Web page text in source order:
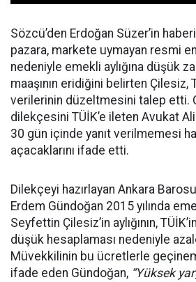
Sözcü’den Erdoğan Süzer’in
pazara, markete uymayan resmi
nedeniyle emekli aylığına düşük
maaşının eridiğini belirten Çilesiz,
verilerinin düzeltmesini talep etti.
dilekçesini TÜİK’e ileten Avukat
30 gün içinde yanıt verilmemesi
açacaklarını ifade etti.
Dilekçeyi hazırlayan Ankara
Erdem Gündoğan 2015 yılında
Seyfettin Çilesiz’in aylığının,
düşük hesaplaması nedeniyle
Müvekkilinin bu ücretlerle
ifade eden Gündoğan, “Yüksek